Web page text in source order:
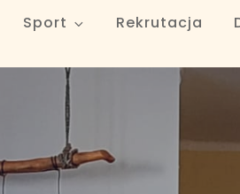
Sport Rekrutacja